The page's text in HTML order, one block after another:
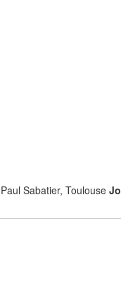
Sabatier, Toulouse